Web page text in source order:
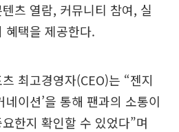
츠 열람, 커뮤니티 참여, 실
혜택을 제공한다.
최고경영자(CEO)는 “젠지
네이션’을 통해 팬과의 소통이
한지 확인할 수 있었다”며